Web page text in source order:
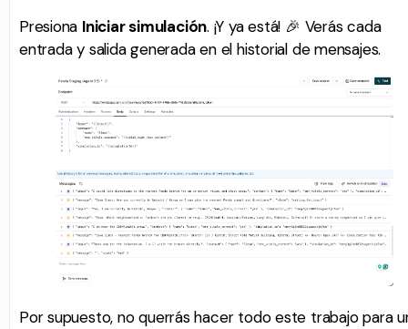
Presiona Iniciar simulación. ¡Y ya está! 🎉 Verás cada
entrada y salida generada en el historial de mensajes.
Por supuesto, no querrás hacer todo este trabajo para